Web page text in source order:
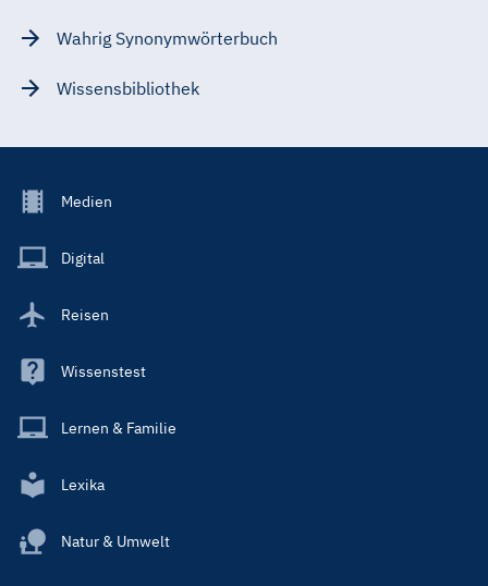
Wahrig Synonymwörterbuch
Wissensbibliothek
Footer
Main
Medien
Digital
Reisen
Wissenstest
Lernen & Familie
Lexika
Natur & Umwelt